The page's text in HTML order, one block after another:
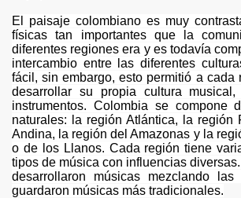
El paisaje colombiano es muy
físicas tan importantes que la
diferentes regiones era y es todavía
intercambio entre las diferentes
fácil, sin embargo, esto permitió a cada
desarrollar su propia cultura
instrumentos. Colombia se compone
naturales: la región Atlántica, la región
Andina, la región del Amazonas y la
o de los Llanos. Cada región tiene
tipos de música con influencias
desarrollaron músicas mezclando las
guardaron músicas más tradicionales.
BARBOSA